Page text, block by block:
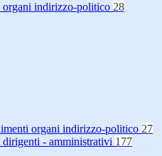
organi indirizzo-politico 28
organi indirizzo-politico 27
- amministrativi 177